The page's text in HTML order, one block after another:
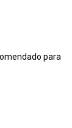
para